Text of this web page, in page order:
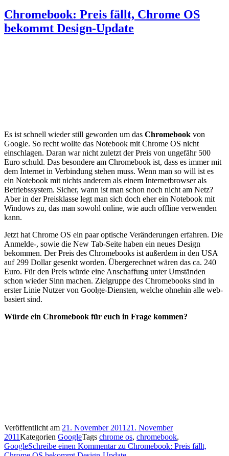
Chromebook: Preis fällt, Chrome OS
bekommt Design-Update
Es ist schnell wieder still geworden um das Chromebook von
Google. So recht wollte das Notebook mit Chrome OS nicht
einschlagen. Daran war nicht zuletzt der Preis von ungefähr 500
Euro schuld. Das besondere am Chromebook ist, dass es immer mit
dem Internet in Verbindung stehen muss. Wenn man so will ist es
ein Notebook mit nichts anderem als einem Internetbrowser als
Betriebssystem. Sicher, wann ist man schon noch nicht am Netz?
Aber in der Preisklasse legt man sich doch eher ein Notebook mit
Windows zu, das man sowohl online, wie auch offline verwenden
kann.
Jetzt hat Chrome OS ein paar optische Veränderungen erfahren. Die
Anmelde-, sowie die New Tab-Seite haben ein neues Design
bekommen. Der Preis des Chromebooks ist außerdem in den USA
auf 299 Dollar gesenkt worden. Übergerechnet wären das ca. 240
Euro. Für den Preis würde eine Anschaffung unter Umständen
schon wieder Sinn machen. Zielgruppe des Chromebooks sind in
erster Linie Nutzer von Goolge-Diensten, welche ohnehin alle web-
basiert sind.
Würde ein Chromebook für euch in Frage kommen?
Veröffentlicht am 21. November 2011 21. November
2011Kategorien GoogleTags chrome os, chromebook,
GoogleSchreibe einen Kommentarzu Chromebook: Preis fällt,